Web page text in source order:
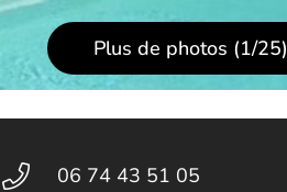
Plus de photos (1/25)
06 74 43 51 05